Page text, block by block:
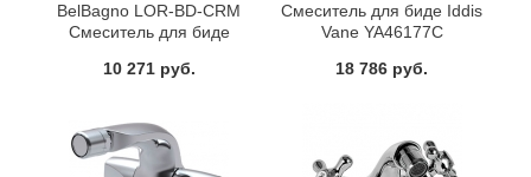
BelBagno LOR-BD-CRM
Смеситель для биде
10 271 руб.
Смеситель для биде Iddis
Vane YA46177C
18 786 руб.